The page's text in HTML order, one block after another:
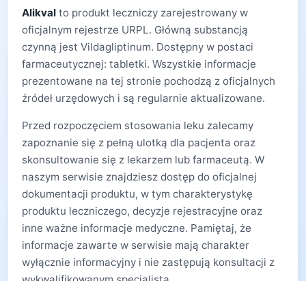
Alikval to produkt leczniczy zarejestrowany w
oficjalnym rejestrze URPL. Główną substancją
czynną jest Vildagliptinum. Dostępny w postaci
farmaceutycznej: tabletki. Wszystkie informacje
prezentowane na tej stronie pochodzą z oficjalnych
źródeł urzędowych i są regularnie aktualizowane.
Przed rozpoczęciem stosowania leku zalecamy
zapoznanie się z pełną ulotką dla pacjenta oraz
skonsultowanie się z lekarzem lub farmaceutą. W
naszym serwisie znajdziesz dostęp do oficjalnej
dokumentacji produktu, w tym charakterystykę
produktu leczniczego, decyzje rejestracyjne oraz
inne ważne informacje medyczne. Pamiętaj, że
informacje zawarte w serwisie mają charakter
wyłącznie informacyjny i nie zastępują konsultacji z